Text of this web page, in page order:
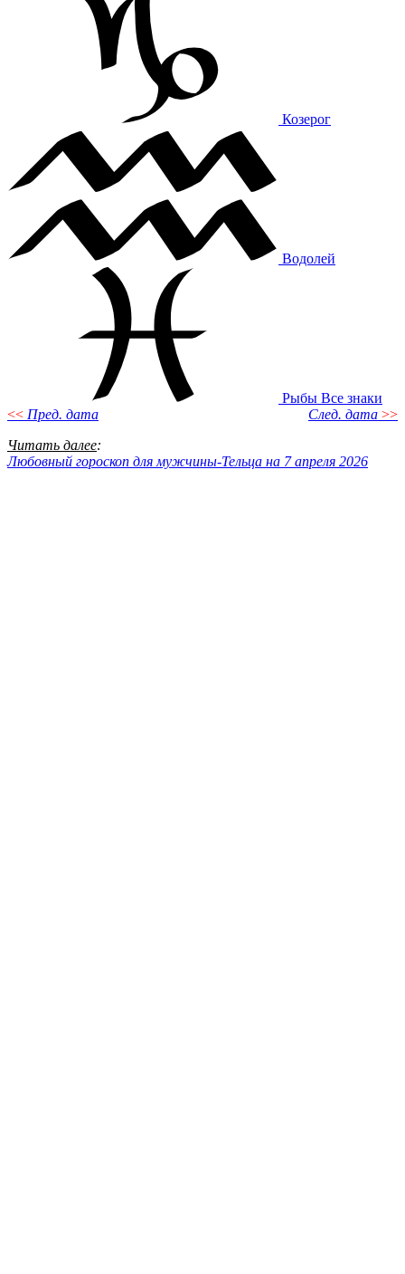
Козерог
Водолей
Рыбы Все знаки
<< Пред. дата След. дата >>
Читать далее:
Любовный гороскоп для мужчины-Тельца на 7 апреля 2026